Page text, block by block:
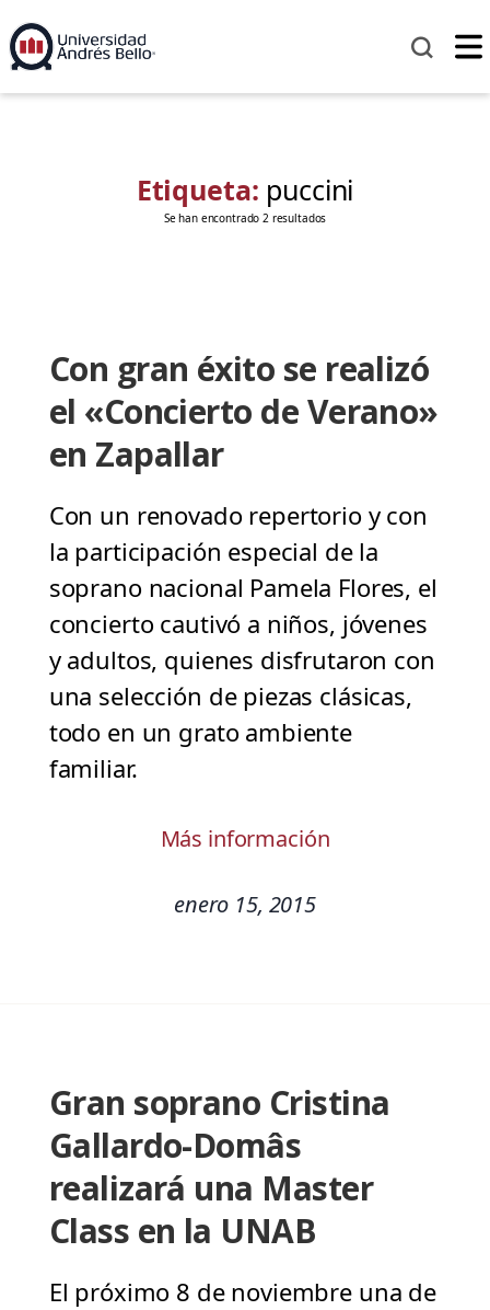
Etiqueta: puccini
Se han encontrado 2 resultados
Con gran éxito se realizó
el «Concierto de Verano»
en Zapallar
Con un renovado repertorio y con
la participación especial de la
soprano nacional Pamela Flores, el
concierto cautivó a niños, jóvenes
y adultos, quienes disfrutaron con
una selección de piezas clásicas,
todo en un grato ambiente
familiar.
Más información
enero 15, 2015
Gran soprano Cristina
Gallardo-Domâs
realizará una Master
Class en la UNAB
El próximo 8 de noviembre una de